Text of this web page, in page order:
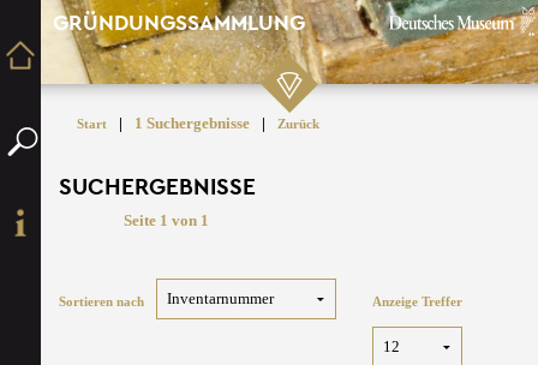
GRÜNDUNGSSAMMLUNG
Start | 1 Suchergebnisse | Zurück
SUCHERGEBNISSE
Seite 1 von 1
Sortieren nach Anzeige Treffer